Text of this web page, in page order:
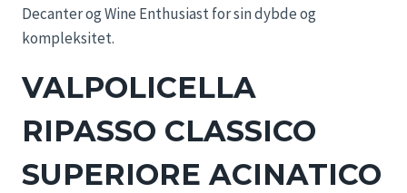
Decanter og Wine Enthusiast for sin dybde og
kompleksitet.
VALPOLICELLA
RIPASSO CLASSICO
SUPERIORE ACINATICO